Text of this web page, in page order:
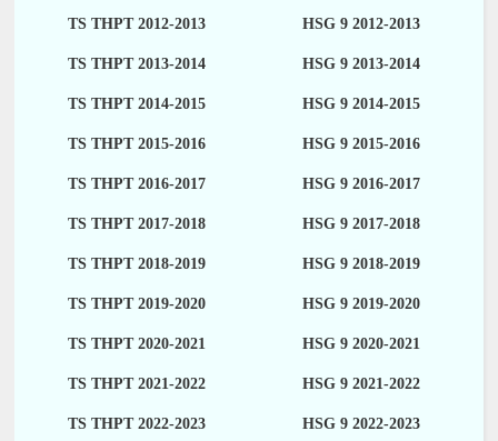
TS THPT 2012-2013 HSG 9 2012-2013
TS THPT 2013-2014 HSG 9 2013-2014
TS THPT 2014-2015 HSG 9 2014-2015
TS THPT 2015-2016 HSG 9 2015-2016
TS THPT 2016-2017 HSG 9 2016-2017
TS THPT 2017-2018 HSG 9 2017-2018
TS THPT 2018-2019 HSG 9 2018-2019
TS THPT 2019-2020 HSG 9 2019-2020
TS THPT 2020-2021 HSG 9 2020-2021
TS THPT 2021-2022 HSG 9 2021-2022
TS THPT 2022-2023 HSG 9 2022-2023